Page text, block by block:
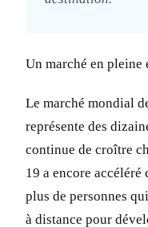
Un marché en pleine
Le marché mondial
représente des
continue de croître
19 a encore accéléré
plus de personnes
à distance pour